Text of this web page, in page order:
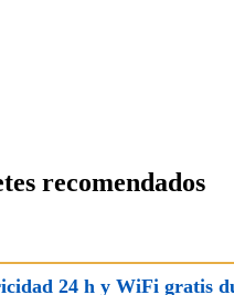
recomendados
24 h y WiFi gratis